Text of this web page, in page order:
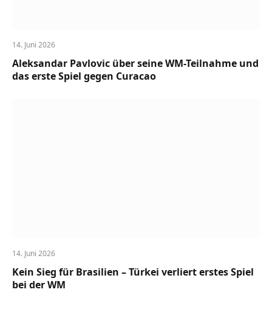
14. Juni 2026
Aleksandar Pavlovic über seine WM-Teilnahme und
das erste Spiel gegen Curacao
14. Juni 2026
Kein Sieg für Brasilien – Türkei verliert erstes Spiel
bei der WM